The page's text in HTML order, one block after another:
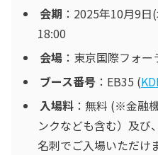
会期 ：2025年10月9
18:00
会場 ：東京国際フォー
ブース番号 ：EB35 (
入場料 ：無料 (※金融
ンクなども含む）及び
名刺でご入場いただけ